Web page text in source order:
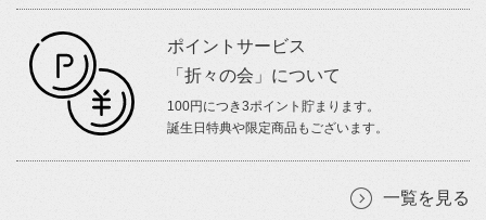
ポイントサービス
「折々の会」について
100円につき3ポイント貯まります。
誕生日特典や限定商品もございます。
一覧を見る